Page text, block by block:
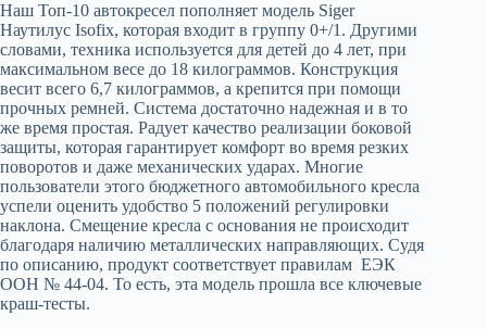
Наш Топ-10 автокресел пополняет модель Siger
Наутилус Isofix, которая входит в группу 0+/1. Другими
словами, техника используется для детей до 4 лет, при
максимальном весе до 18 килограммов. Конструкция
весит всего 6,7 килограммов, а крепится при помощи
прочных ремней. Система достаточно надежная и в то
же время простая. Радует качество реализации боковой
защиты, которая гарантирует комфорт во время резких
поворотов и даже механических ударах. Многие
пользователи этого бюджетного автомобильного кресла
успели оценить удобство 5 положений регулировки
наклона. Смещение кресла с основания не происходит
благодаря наличию металлических направляющих. Судя
по описанию, продукт соответствует правилам ЕЭК
ООН № 44-04. То есть, эта модель прошла все ключевые
краш-тесты.